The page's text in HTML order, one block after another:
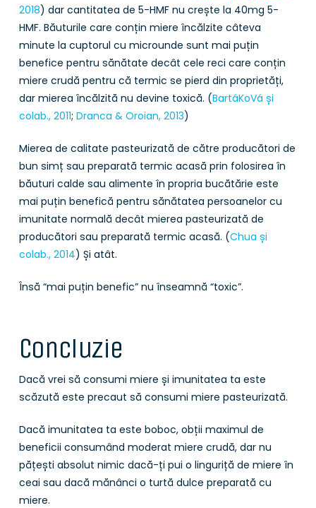
2018) dar cantitatea de 5-HMF nu crește la 40mg 5-
HMF. Băuturile care conțin miere încălzite câteva
minute la cuptorul cu microunde sunt mai puțin
benefice pentru sănătate decât cele reci care conțin
miere crudă pentru că termic se pierd din proprietăți,
dar mierea încălzită nu devine toxică. (BartáKoVá și
colab., 2011; Dranca & Oroian, 2013)
Mierea de calitate pasteurizată de către producători de
bun simț sau preparată termic acasă prin folosirea în
băuturi calde sau alimente în propria bucătărie este
mai puțin benefică pentru sănătatea persoanelor cu
imunitate normală decât mierea pasteurizată de
producători sau preparată termic acasă. (Chua și
colab., 2014) Și atât.
Însă “mai puțin benefic” nu înseamnă “toxic”.
Concluzie
Dacă vrei să consumi miere și imunitatea ta este
scăzută este precaut să consumi miere pasteurizată.
Dacă imunitatea ta este boboc, obții maximul de
beneficii consumând moderat miere crudă, dar nu
pățești absolut nimic dacă-ți pui o linguriță de miere în
ceai sau dacă mănânci o turtă dulce preparată cu
miere.